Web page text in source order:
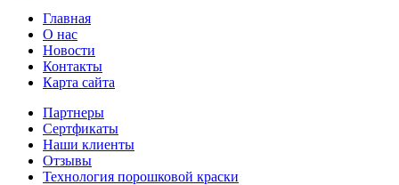
Главная
О нас
Новости
Контакты
Карта сайта
Партнеры
Сертфикаты
Наши клиенты
Отзывы
Технология порошковой краски